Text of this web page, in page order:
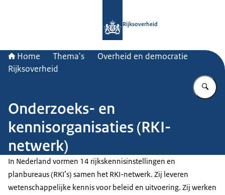
Rijksoverheid
Home Thema's
Overheid en democratie
Rijksoverheid
Onderzoeks- en
kennisorganisaties (RKI-
netwerk)
In Nederland vormen 14 rijkskennisinstellingen en
planbureaus (RKI’s) samen het RKI-netwerk. Zij leveren
wetenschappelijke kennis voor beleid en uitvoering. Zij werken